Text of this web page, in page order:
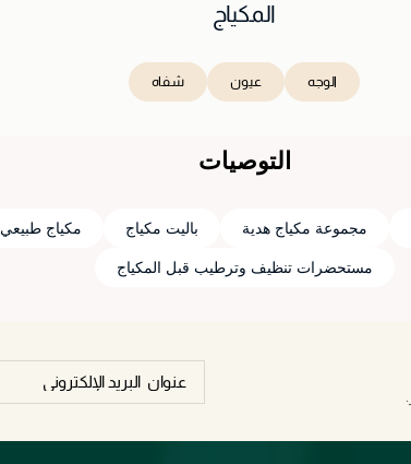
المكياج
الوجه عيون شفاه
التوصيات
مجموعة مكياج هدية باليت مكياج مكياج طبيعي
مستحضرات تنظيف وترطيب قبل المكياج